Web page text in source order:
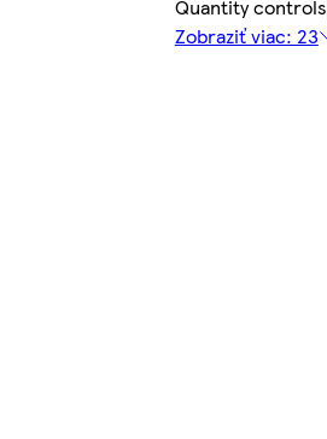
Quantity controls
Zobraziť viac: 23